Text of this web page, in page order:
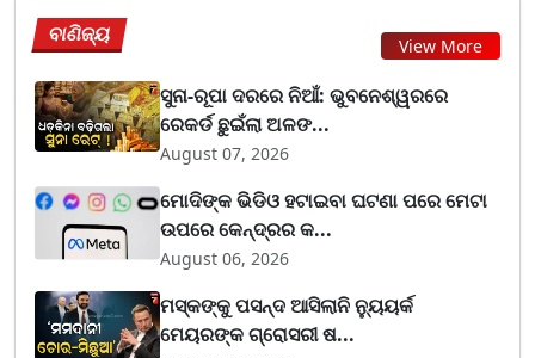
ବାଣିଜ୍ୟ View More
ସୁନା-ରୂପା ଦରରେ ନିଆଁ: ଭୁବନେଶ୍ୱରରେ
ରେକର୍ଡ ଛୁଇଁଲା ଅଳଙ...
August 07, 2026
ମୋଦିଙ୍କ ଭିଡିଓ ହଟାଇବା ଘଟଣା ପରେ ମେଟା
ଉପରେ କେନ୍ଦ୍ରର କ...
August 06, 2026
ମସ୍କଙ୍କୁ ପସନ୍ଦ ଆସିଲାନି ନ୍ୟୁୟର୍କ
ମେୟରଙ୍କ ଗ୍ରୋସରୀ ଷ...